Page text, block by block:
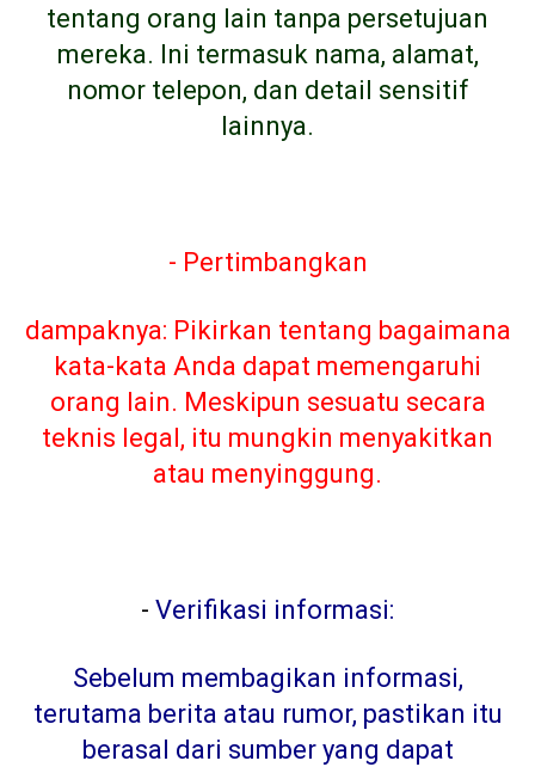
tentang orang lain tanpa persetujuan
mereka. Ini termasuk nama, alamat,
nomor telepon, dan detail sensitif
lainnya.
- Pertimbangkan
dampaknya: Pikirkan tentang bagaimana
kata-kata Anda dapat memengaruhi
orang lain. Meskipun sesuatu secara
teknis legal, itu mungkin menyakitkan
atau menyinggung.
- Verifikasi informasi:
Sebelum membagikan informasi,
terutama berita atau rumor, pastikan itu
berasal dari sumber yang dapat